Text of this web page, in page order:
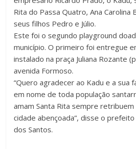
Rita do Passa Quatro, Ana Carolina
seus filhos Pedro e Júlio.
Este foi o segundo playground
município. O primeiro foi entregue
instalado na praça Juliana Rozante
avenida Formoso.
“Quero agradecer ao Kadu e a sua
em nome de toda população
amam Santa Rita sempre
cidade abençoada”, disse o
dos Santos.